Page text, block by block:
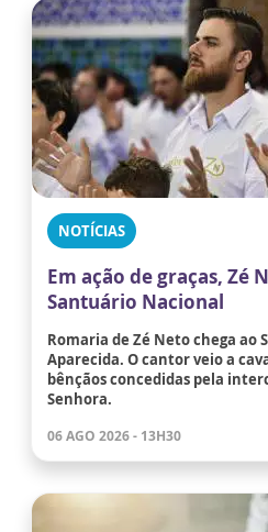
NOTÍCIAS
Em ação de graças, Zé
Santuário Nacional
Romaria de Zé Neto chega ao
Aparecida. O cantor veio a
bênçãos concedidas pela
Senhora.
06 AGO 2026 - 13H30